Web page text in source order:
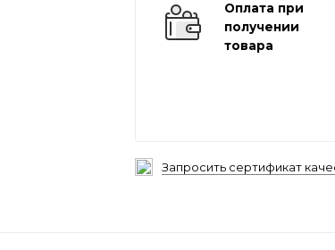
Оплата при
получении
товара
Запросить сертификат